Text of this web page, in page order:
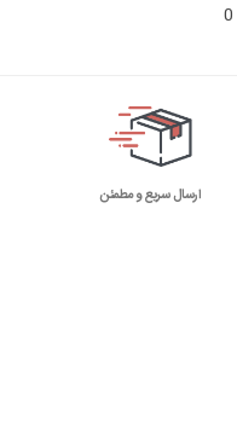
0
ارسال سریع و مطمئن